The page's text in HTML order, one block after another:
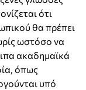
ότι
θα πρέπει
ωστόσο να
ακαδημαϊκά
όπως
υπό